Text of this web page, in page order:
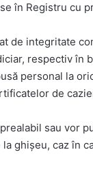
în Registru cu
de integritate
respectiv în
personal la
de
sau vor
ghișeu, caz în